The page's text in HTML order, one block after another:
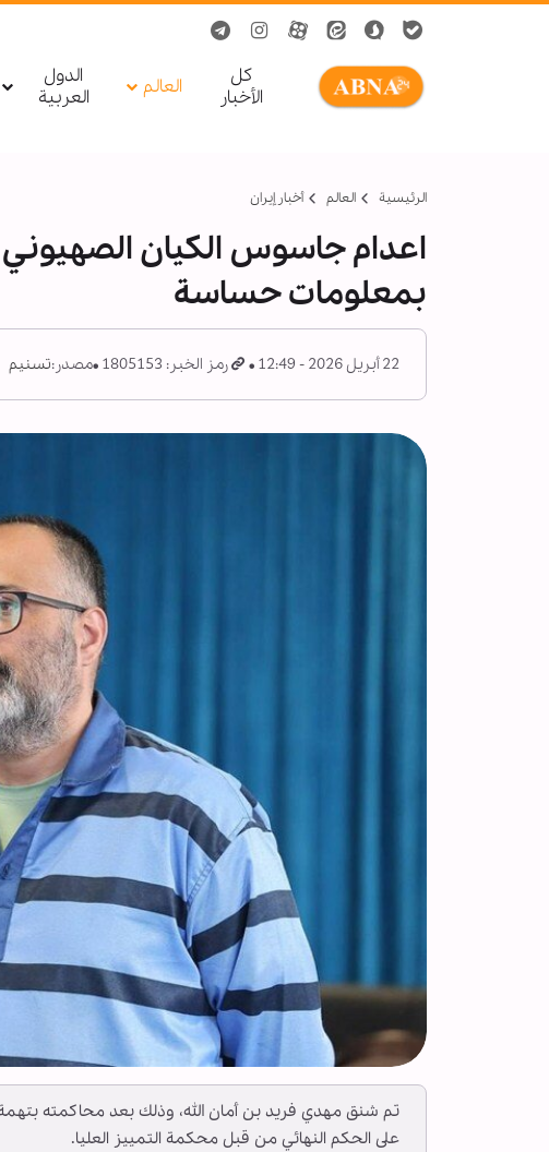
کل
الأخبار
العالم
الدول
العربیة
الرئيسية العالم أخبار إيران
اعدام جاسوس الكيان الصهيوني
بمعلومات حساسة
22 أبريل 2026 - 12:49 رمز الخبر: 1805153 مصدر:تسنيم
تم شنق مهدي فريد بن أمان الله، وذلك بعد محاكمته
على الحكم النهائي من قبل محكمة التمييز العليا.